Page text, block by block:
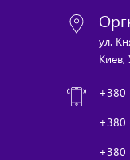
ул.
Киев,
+380
+380
+380